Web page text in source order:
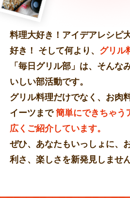
料理大好き！アイデアレシピ
好き！ そして何より、 グリル
「毎日グリル部」は、そんな
いしい部活動です。
グリル料理だけでなく、お肉
イーツまで 簡単にできちゃう
広くご紹介しています。
ぜひ、あなたもいっしょに、
利さ、楽しさを新発見しません